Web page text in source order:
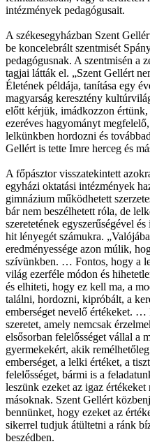
intézmények pedagógusait.
A székesegyházban Szent
be koncelebrált szentmisét
pedagógusnak. A szentmisén a
tagjai látták el. „Szent Gellért
Életének példája, tanítása egy
magyarság keresztény
előtt kérjük, imádkozzon
ezeréves hagyományt
lelkünkben hordozni és
Gellért is tette Imre herceg és
A főpásztor visszatekintett
egyházi oktatási intézmények
gimnázium működhetett
bár nem beszélhetett róla, de
szeretetének egyszerűségével
hit lényegét számukra.
eredményessége azon múlik,
szívünkben. … Fontos, hogy a
világ ezerféle módon és
és elhiteti, hogy ez kell ma, a
találni, hordozni, kipróbált, a
emberséget nevelő értékeket.
szeretet, amely nemcsak
elsősorban felelősséget vállal a
gyermekekért, akik
emberséget, a lelki értéket, a
felelősséget, bármi is a
leszünk ezeket az igaz
másoknak. Szent Gellért
bennünket, hogy ezeket az
sikerrel tudjuk átültetni a ránk
beszédben.